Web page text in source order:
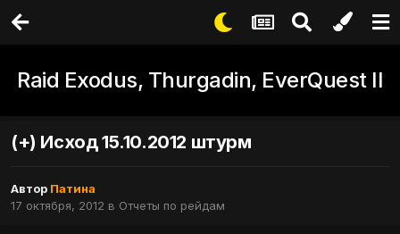
Raid Exodus, Thurgadin, EverQuest II
(+) Исход 15.10.2012 штурм
Автор Патина
17 октября, 2012 в Отчеты по рейдам